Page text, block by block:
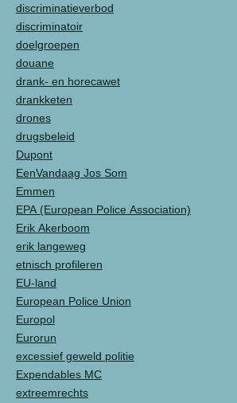
discriminatieverbod
discriminatoir
doelgroepen
douane
drank- en horecawet
drankketen
drones
drugsbeleid
Dupont
EenVandaag Jos Som
Emmen
EPA (European Police Association)
Erik Akerboom
erik langeweg
etnisch profileren
EU-land
European Police Union
Europol
Eurorun
excessief geweld politie
Expendables MC
extreemrechts